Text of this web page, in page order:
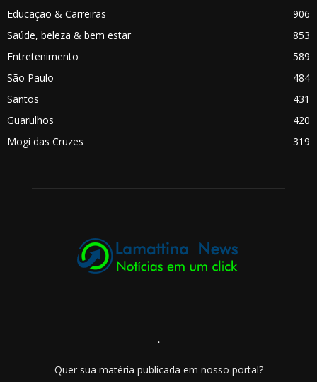
Educação & Carreiras
906
Saúde, beleza & bem estar
853
Entretenimento
589
São Paulo
484
Santos
431
Guarulhos
420
Mogi das Cruzes
319
.
Quer sua matéria publicada em nosso portal?